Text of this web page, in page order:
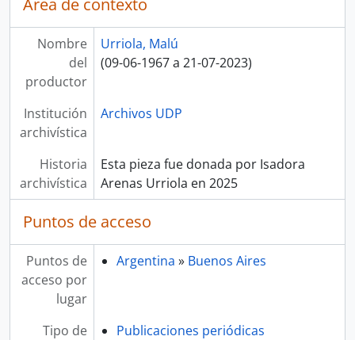
Área de contexto
Nombre
del
productor
Urriola, Malú
(09-06-1967 a 21-07-2023)
Institución
archivística
Archivos UDP
Historia
archivística
Esta pieza fue donada por Isadora
Arenas Urriola en 2025
Puntos de acceso
Puntos de
acceso por
lugar
Argentina » Buenos Aires
Tipo de
Publicaciones periódicas